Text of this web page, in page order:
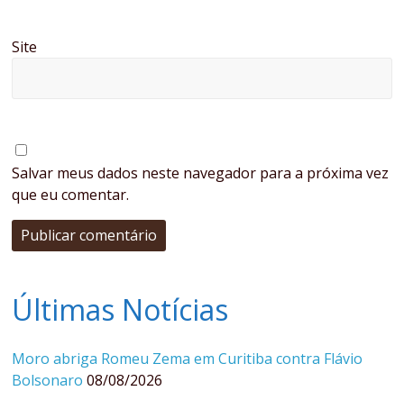
Site
Salvar meus dados neste navegador para a próxima vez
que eu comentar.
Últimas Notícias
Moro abriga Romeu Zema em Curitiba contra Flávio
Bolsonaro 08/08/2026